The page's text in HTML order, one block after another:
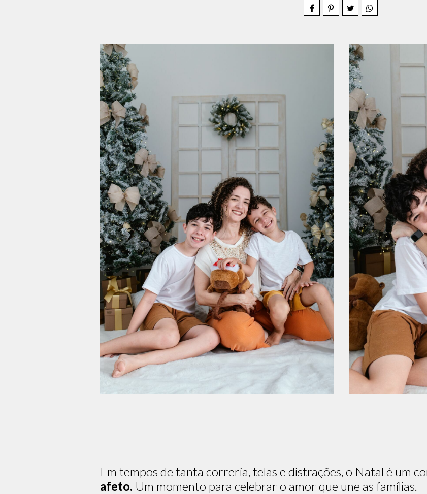
Em tempos de tanta correria, telas e distrações, o Natal é um
afeto. Um momento para celebrar o amor que une as famílias.